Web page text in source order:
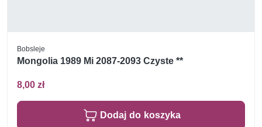
Bobsleje
Mongolia 1989 Mi 2087-2093 Czyste **
8,00 zł
Dodaj do koszyka